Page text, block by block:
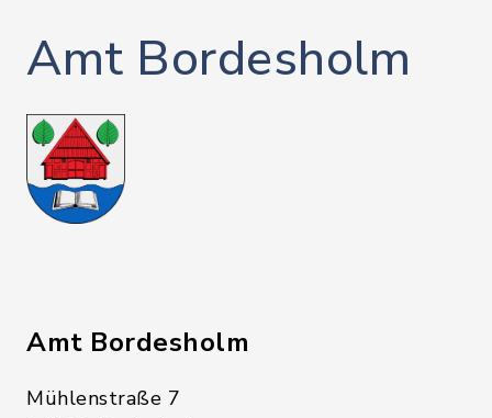
Amt Bordesholm
Amt Bordesholm
Mühlenstraße 7